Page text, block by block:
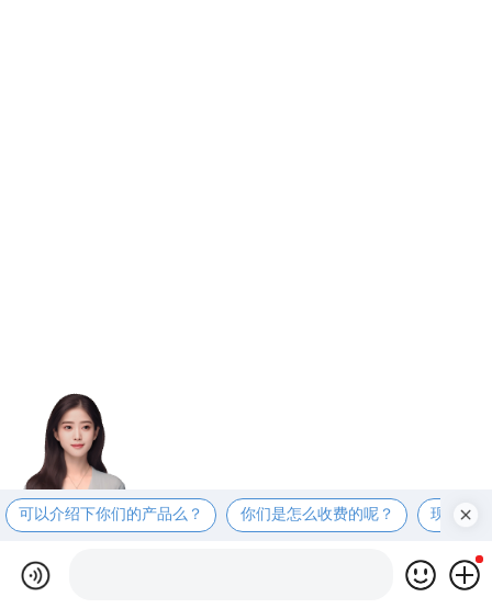
可以介绍下你们的产品么？ 你们是怎么收费的呢？ 现在有